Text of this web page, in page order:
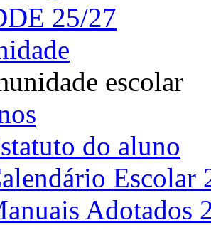
25/27
escolar
do aluno
Escolar
Adotados